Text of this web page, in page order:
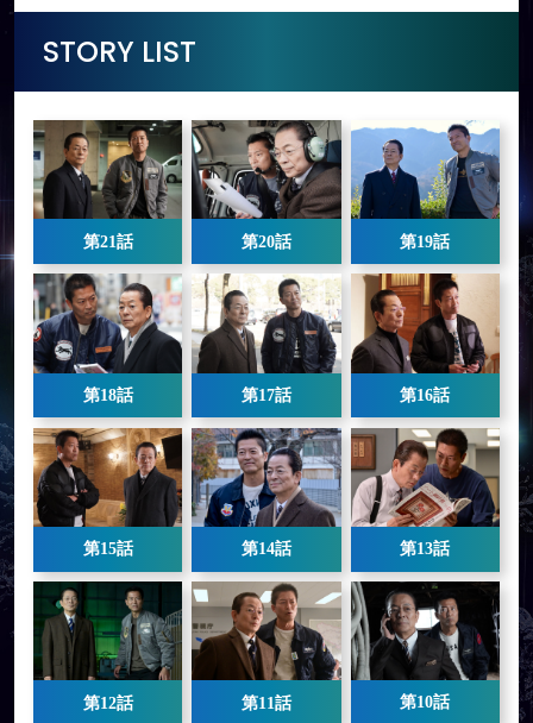
STORY LIST
第21話 第20話 第19話
第18話 第17話 第16話
第15話 第14話 第13話
第12話 第11話 第10話